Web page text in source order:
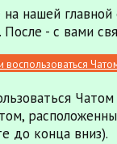
нашей
После - с вами
воспользоваться
до конца вниз).